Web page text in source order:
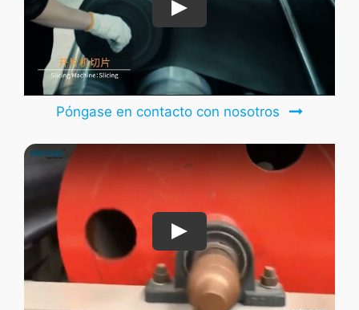
Póngase en contacto con nosotros